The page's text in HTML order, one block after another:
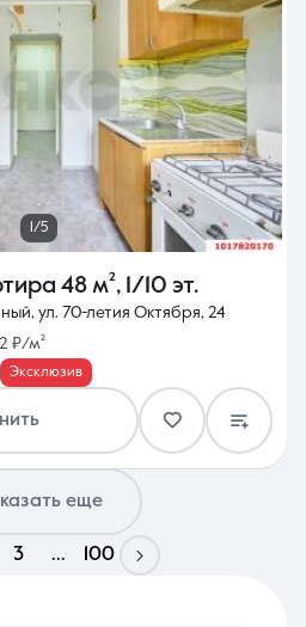
1/5
48 м², 1/10 эт.
ул. 70-летия Октября, 24
₽/м²
Эксклюзив
еще
3 ... 100